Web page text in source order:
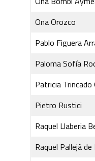
Ona Orozco
Pablo Figuera
Paloma Sofía
Patricia Trincado
Pietro Rustici
Raquel Llaberia
Raquel Pallejà